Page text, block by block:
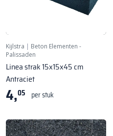
Kijlstra | Beton Elementen -
Palissaden
Linea strak 15x15x45 cm
Antraciet
4,05 per stuk